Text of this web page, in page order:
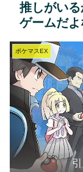
推しがい
ゲームだよ
ポケマスEX